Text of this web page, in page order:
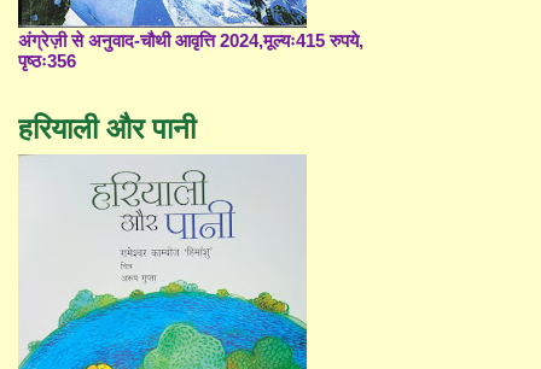
अंग्रेज़ी से अनुवाद-चौथी आवृत्ति 2024,मूल्यः415 रुपये,
पृष्ठः356
हरियाली और पानी